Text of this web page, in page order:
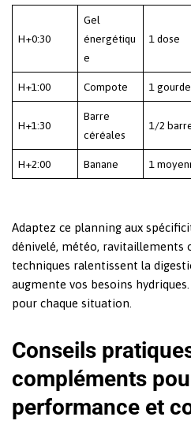
H+0:30
Gel
énergétiqu
e
1 dose
H+1:00 Compote 1 gourde
H+1:30
Barre
céréales
1/2
H+2:00 Banane 1
Adaptez ce planning aux
dénivelé, météo, ravitaillements
techniques ralentissent la
augmente vos besoins
pour chaque situation.
Conseils
compléments
performance et